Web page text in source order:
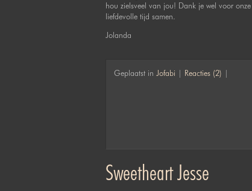
hou zielsveel van jou! Dank je wel voor onze
liefdevolle tijd samen.
Jolanda
Geplaatst in Jofabi | Reacties (2) |
Sweetheart Jesse